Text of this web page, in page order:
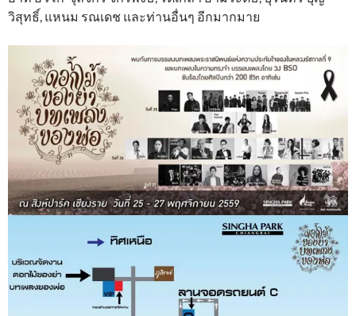
วิสุทธิ์, แหนม รณเดช และท่านอื่นๆ อีกมากมาย